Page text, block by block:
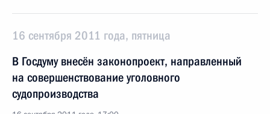
16 сентября 2011 года, пятница
В Госдуму внесён законопроект, направленный
на совершенствование уголовного
судопроизводства